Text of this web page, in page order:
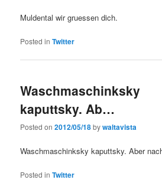
Muldental wir gruessen dich.
Posted in Twitter
Waschmaschinksky
kaputtsky. Ab…
Posted on2012/05/18bywaltavista
Waschmaschinksky kaputtsky. Aber
Posted in Twitter